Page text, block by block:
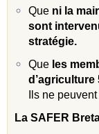
Que ni la
sont
stratégie.
Que les
Ils ne
La SAFER